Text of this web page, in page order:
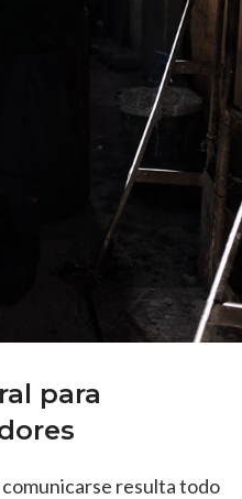
para
comunicarse resulta todo